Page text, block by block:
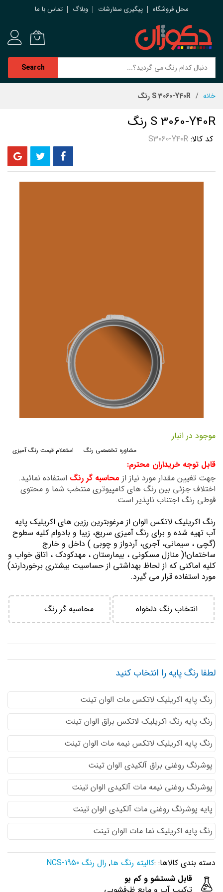
محل فروشگاه پیگیری سفارشات وبلاگ تماس با ما
Search
خانه S 3060-Y40R رنگ
S 3060-Y40R رنگ
کد کالا S3060-Y40R
ابتدای
گالری
موجود در انبار
استعلام قیمت رنگ آمیزی مشاوره تخصصی رنگ
قابل توجه خریداران محترم:
جهت تغیین مقدار مورد نیاز از محاسبه گر رنگ استفاده نمائید.
اختلاف جزئی بین رنگ های کامپیوتری منتخب شما و محتوی
قوطی رنگ اجتناب ناپذیر است.
رنگ اكريليك لاتكس الوان از مرغوبترين رزين هاي اكريليك پايه
آب تهيه شده و برای رنگ آمیزی سریع، زیبا و بادوام کلیه سطوح
(گچی ، سیمانی، آجری، آردواز و چوبی ) داخل و خارج
ساختمان1( منازل مسكوني ، بيمارستان ، مهدكودك ، اتاق خواب و
كليه اماكني كه از لحاظ بهداشتي از حساسيت بيشتري برخوردارند)
مورد استفاده قرار می گیرد.
انتخاب رنگ دلخواه محاسبه گر رنگ
لطفا رنگ پایه را انتخاب کنید
رنگ پایه اكريليك لاتكس مات الوان تینت
رنگ پایه رنگ اكريليك لاتكس براق الوان تینت
رنگ پایه اكريليك لاتكس نيمه مات الوان تینت
پوشرنگ روغنی براق آلکیدی الوان تینت
پوشرنگ روغنی نیمه مات آلکیدی الوان تینت
پایه پوشرنگ روغنی مات آلکیدی الوان تینت
رنگ پایه اکریلیک نما مات الوان تینت
دسته بندی کالاها: :کالیته رنگ ها, رال رنگ NCS-1950
قابل شستشو و کم بو